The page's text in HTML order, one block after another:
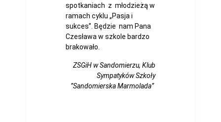
spotkaniach z młodzieżą w
ramach cyklu „Pasja i
sukces”. Będzie nam Pana
Czesława w szkole bardzo
brakowało.
ZSGiH w Sandomierzu, Klub
Sympatyków Szkoły
”Sandomierska Marmolada”